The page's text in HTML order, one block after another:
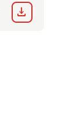
download